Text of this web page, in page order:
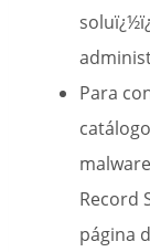
Para
Record
página